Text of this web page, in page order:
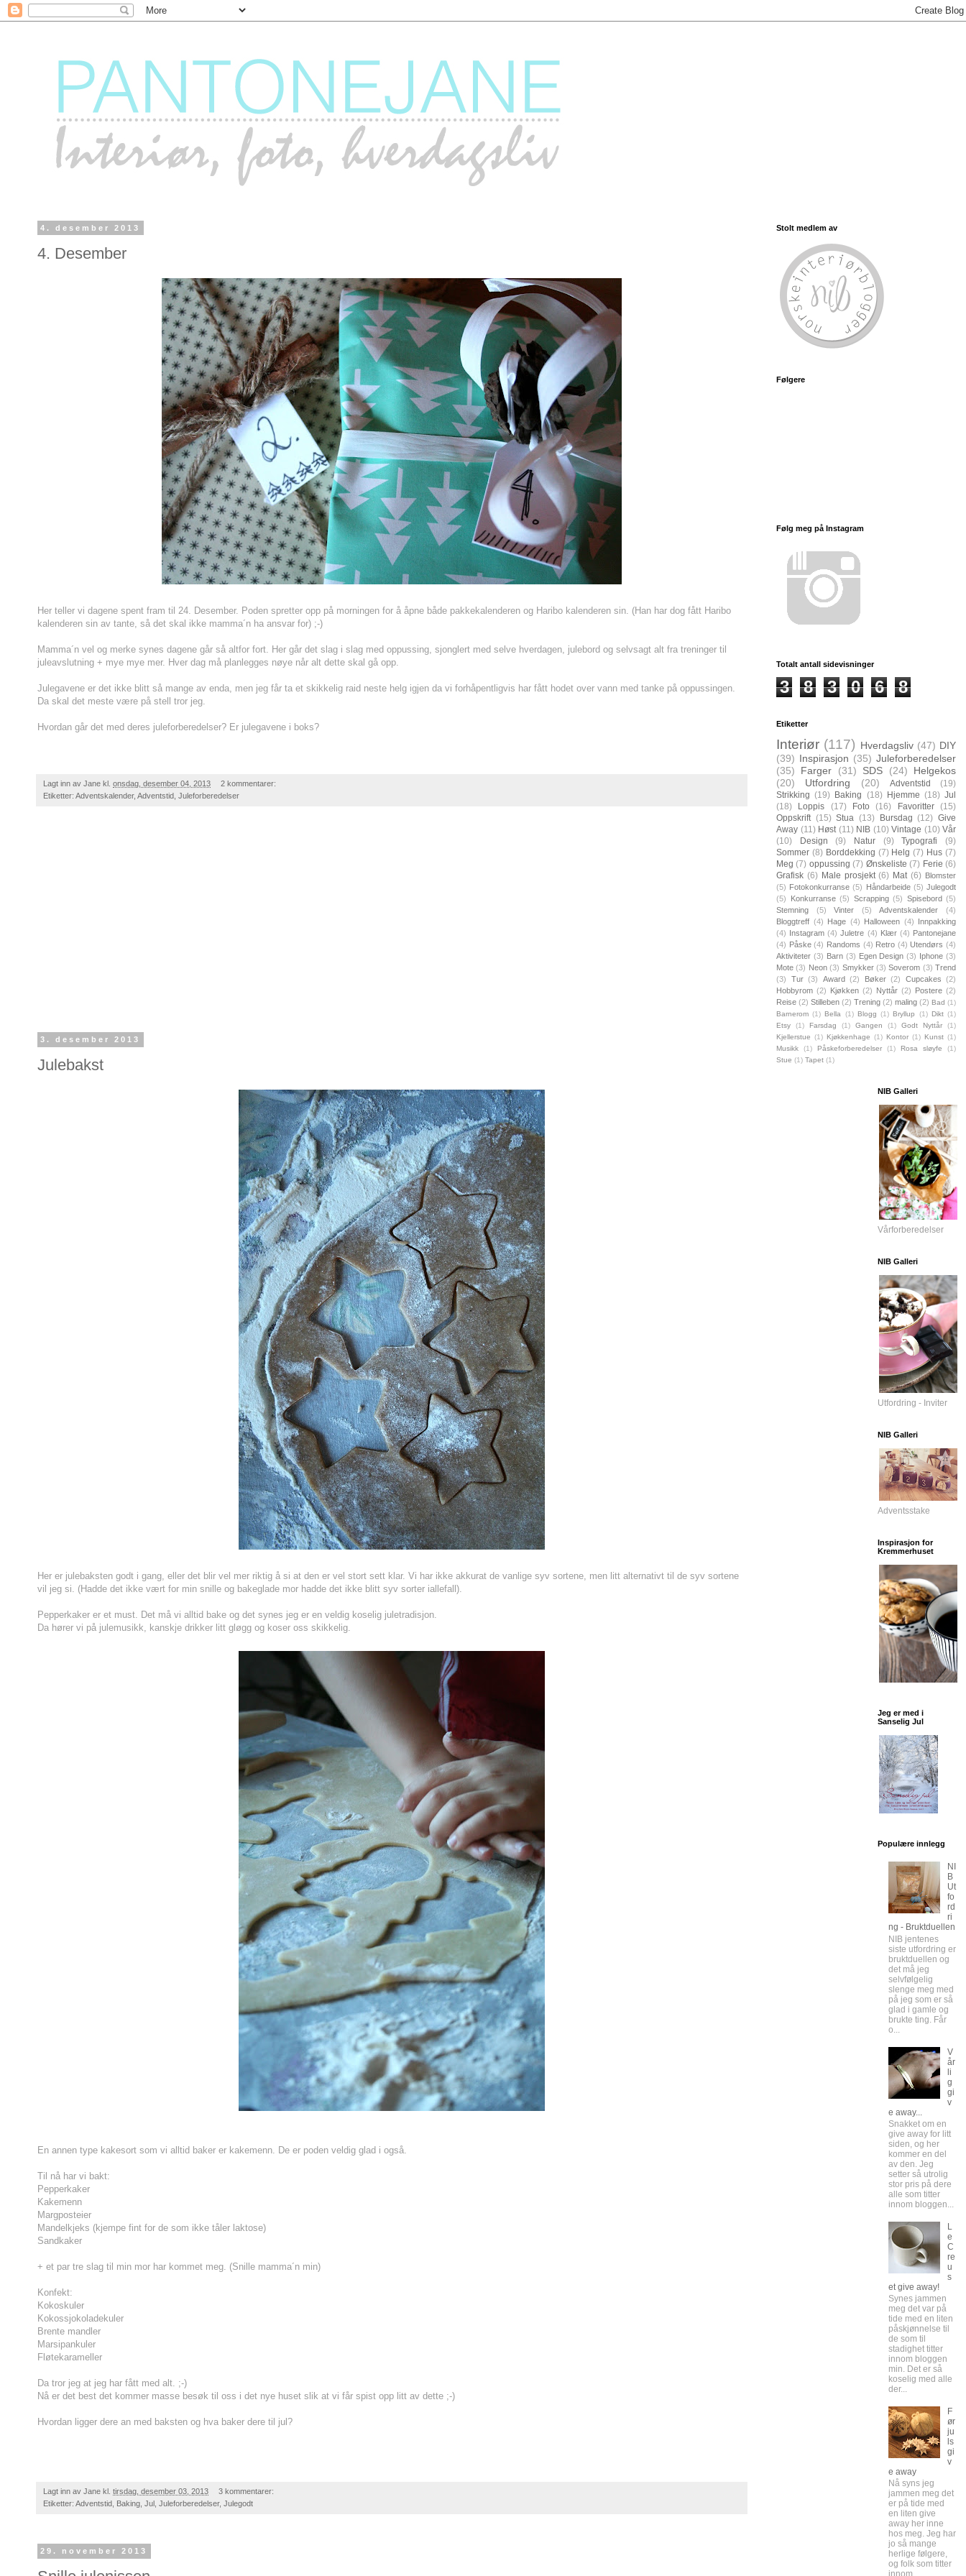
4. desember 2013
4. Desember
Her teller vi dagene spent fram til 24. Desember. Poden spretter opp på morningen for å åpne både pakkekalenderen og Haribo kalenderen sin. (Han har dog fått Haribo
kalenderen sin av tante, så det skal ikke mamma´n ha ansvar for) ;-)
Mamma´n vel og merke synes dagene går så altfor fort. Her går det slag i slag med oppussing, sjonglert med selve hverdagen, julebord og selvsagt alt fra treninger til
juleavslutning + mye mye mer. Hver dag må planlegges nøye når alt dette skal gå opp.
Julegavene er det ikke blitt så mange av enda, men jeg får ta et skikkelig raid neste helg igjen da vi forhåpentligvis har fått hodet over vann med tanke på oppussingen.
Da skal det meste være på stell tror jeg.
Hvordan går det med deres juleforberedelser? Er julegavene i boks?
Lagt inn av Jane kl. onsdag, desember 04, 2013
2 kommentarer:
Etiketter: Adventskalender, Adventstid Juleforberedelser
3. desember 2013
Julebakst
Her er julebaksten godt i gang, eller det blir vel mer riktig å si at den er vel stort sett klar. Vi har ikke akkurat de vanlige syv sortene, men litt alternativt til de syv sortene
vil jeg si. (Hadde det ikke vært for min snille og bakeglade mor hadde det ikke blitt syv sorter iallefall).
Pepperkaker er et must. Det må vi alltid bake og det synes jeg er en veldig koselig juletradisjon.
Da hører vi på julemusikk, kanskje drikker litt gløgg og koser oss skikkelig.
En annen type kakesort som vi alltid baker er kakemenn. De er poden veldig glad i også.
Til nå har vi bakt:
Pepperkaker
Kakemenn
Margposteier
Mandelkjeks (kjempe fint for de som ikke tåler laktose)
Sandkaker
+ et par tre slag til min mor har kommet meg. (Snille mamma´n min)
Konfekt:
Kokoskuler
Kokossjokoladekuler
Brente mandler
Marsipankuler
Fløtekarameller
Da tror jeg at jeg har fått med alt. ;-)
Nå er det best det kommer masse besøk til oss i det nye huset slik at vi får spist opp litt av dette ;-)
Hvordan ligger dere an med baksten og hva baker dere til jul?
Lagt inn av Jane kl. tirsdag, desember 03, 2013
3 kommentarer:
Etiketter: Adventstid Baking Jul Juleforberedelser, Julegodt
29. november 2013
Stolt medlem av
Følgere
Følg meg på Instagram
Totalt antall sidevisninger
3 8 3 0 6 8
Etiketter
Interiør (117) Hverdagsliv (47) DIY
(39) Inspirasjon (35) Juleforberedelser
(35)
Farger (31) SDS (24)
Helgekos
(20)
Utfordring (20) Adventstid
(19)
Strikking (19) Baking (18) Hjemme (18) Jul
(18)
Loppis (17) Foto (16) Favoritter (15)
Oppskrift (15) Stua (13) Bursdag (12) Give
Away (11) Høst (11) NIB (10) Vintage (10) Vår
(10)
Design (9) Natur (9) Typografi
(9)
Sommer (8) Borddekking (7) Helg (7) Hus (7)
Meg (7) oppussing (7) Ønskeliste (7) Ferie (6)
Grafisk (6) Male prosjekt (6) Mat (6) Blomster
(5) Fotokonkurranse (5) Håndarbeide (5) Julegodt
(5)
Konkurranse (5) Scrapping (5) Spisebord (5)
Stemning
(5) Vinter (5) Adventskalender
(4)
Bloggtreff (4) Hage (4) Halloween (4) Innpakking
(4) Instagram (4) Juletre (4) Klær (4) Pantonejane
(4) Påske (4) Randoms (4) Retro (4) Utendørs (4)
Aktiviteter (3) Barn (3) Egen Design (3) Iphone (3)
Mote (3) Neon (3) Smykker (3) Soverom (3) Trend
(3)
Tur (3) Award (2) Bøker (2) Cupcakes (2)
Hobbyrom (2) Kjøkken (2) Nyttår (2) Postere (2)
Reise (2) Stilleben (2) Trening (2) maling (2) Bad (1)
Barnerom (1) Bella (1) Blogg (1) Bryllup (1) Dikt (1)
Etsy
(1) Farsdag (1) Gangen (1) Godt Nyttår
(1)
Kjellerstue (1) Kjøkkenhage (1) Kontor (1) Kunst (1)
Musikk
(1) Påskeforberedelser (1) Rosa sløyfe
(1)
Stue (1) Tapet (1)
NIB Galleri
Vårforberedelser
NIB Galleri
Utfordring - Inviter
NIB Galleri
Adventsstake
Inspirasjon for
Kremmerhuset
Jeg er med i
Sanselig Jul
Populære innlegg
NI
B
Ut
fo
rd
ri
ng - Bruktduellen
NIB jentenes
siste utfordring er
bruktduellen og
det må jeg
selvfølgelig
slenge meg med
på jeg som er så
glad i gamle og
brukte ting. Får
o...
V
år
li
g
gi
v
e away...
Snakket om en
give away for litt
siden, og her
kommer en del
av den. Jeg
setter så utrolig
stor pris på dere
alle som titter
innom bloggen...
L
e
C
re
u
s
et give away!
Synes jammen
meg det var på
tide med en liten
påskjønnelse til
de som til
stadighet titter
innom bloggen
min. Det er så
koselig med alle
der...
F
ør
ju
ls
gi
v
e away
Nå syns jeg
jammen meg det
er på tide med
en liten give
away her inne
hos meg. Jeg har
jo så mange
herlige følgere,
og folk som titter